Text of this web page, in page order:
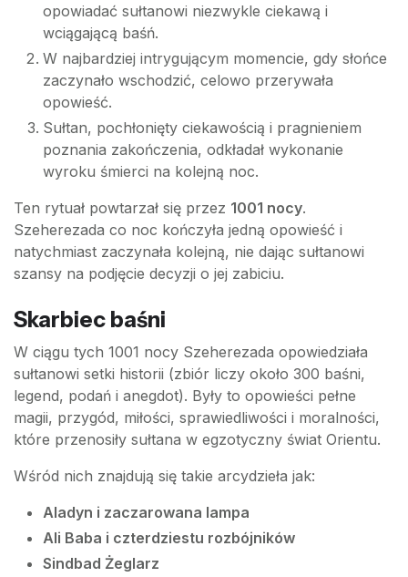
opowiadać sułtanowi niezwykle ciekawą i
wciągającą baśń.
W najbardziej intrygującym momencie, gdy słońce
zaczynało wschodzić, celowo przerywała
opowieść.
Sułtan, pochłonięty ciekawością i pragnieniem
poznania zakończenia, odkładał wykonanie
wyroku śmierci na kolejną noc.
Ten rytuał powtarzał się przez 1001 nocy.
Szeherezada co noc kończyła jedną opowieść i
natychmiast zaczynała kolejną, nie dając sułtanowi
szansy na podjęcie decyzji o jej zabiciu.
Skarbiec baśni
W ciągu tych 1001 nocy Szeherezada opowiedziała
sułtanowi setki historii (zbiór liczy około 300 baśni,
legend, podań i anegdot). Były to opowieści pełne
magii, przygód, miłości, sprawiedliwości i moralności,
które przenosiły sułtana w egzotyczny świat Orientu.
Wśród nich znajdują się takie arcydzieła jak:
Aladyn i zaczarowana lampa
Ali Baba i czterdziestu rozbójników
Sindbad Żeglarz